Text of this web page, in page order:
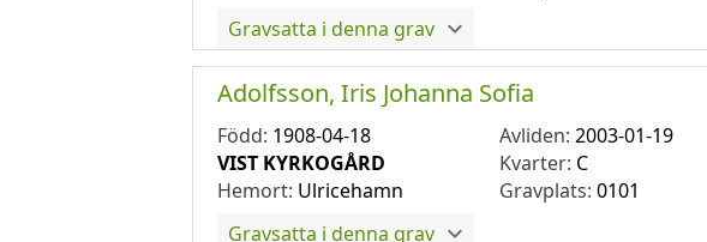
Gravsatta i denna grav
Adolfsson, Iris Johanna Sofia
Född: 1908-04-18 Avliden:2003-01-19
VIST KYRKOGÅRD
Kvarter: C
Hemort: Ulricehamn Gravplats:0101
Gravsatta i denna grav